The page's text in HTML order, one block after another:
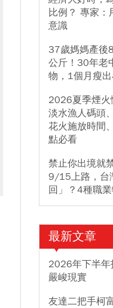
比例？ 專家：
意識
37歲媽媽產
公斤！30年老
物，1個月瘦
2026夏季煙火
淡水漁人碼頭
花火施放時間
點必看
禁止你出境就
9/15上路，台
回」？4種職
最新文章
2026年下半年
嚴峻現實
友達二把手柯